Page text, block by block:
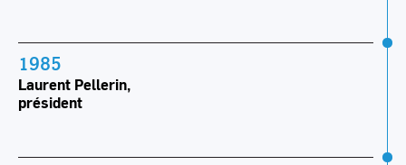
1985
Laurent Pellerin,
président